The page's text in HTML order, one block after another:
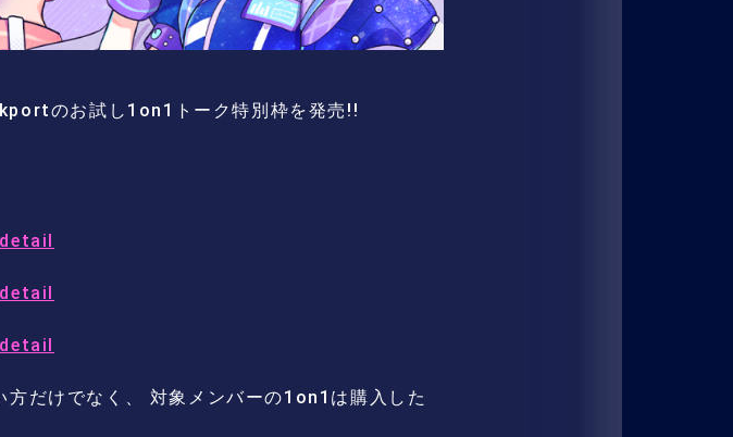
のお試し1on1トーク特別枠を発売!!
だけでなく、 対象メンバーの1on1は購入した